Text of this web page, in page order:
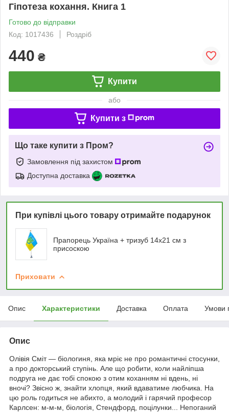
Гіпотеза кохання. Книга 1
Готово до відправки
Код: 1017436
Роздріб
440 ₴
Купити
або
Купити з
Що таке купити з Пром?
Замовлення під захистом
Доступна доставка
При купівлі цього товару отримайте подарунок
Прапорець Україна + тризуб 14х21 см з
присоскою
Приховати
Опис Характеристики Доставка Оплата Умови
Опис
Олівія Сміт — біологиня, яка мріє не про романтичні стосунки,
а про докторський ступінь. Але що робити, коли найліпша
подруга не дає тобі спокою з отим коханням ні вдень, ні
вночі? Звісно ж, знайти хлопця, який вдаватиме любчика. На
цю роль годиться не абихто, а молодий і гарячий професор
Карлсен: м-м-м, біологія, Стендфорд, поцілунки... Непоганий